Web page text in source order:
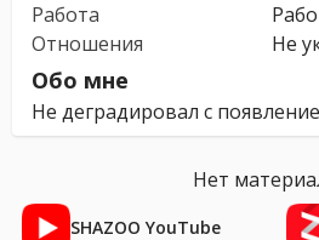
Работа
Отношения
Не
Обо мне
Не деградировал с
Нет
SHAZOO YouTube